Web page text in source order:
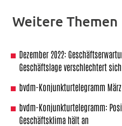
Weitere Themen
Dezember 2022:
Geschäftslage verschlechtert sich
bvdm-Konjunkturtelegramm
bvdm-Konjunkturtelegramm:
Geschäftsklima hält an